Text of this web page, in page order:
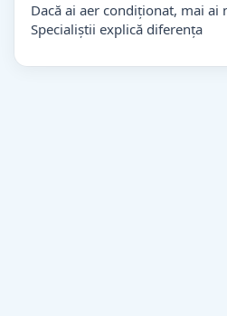
Dacă ai aer condiționat, mai ai
Specialiștii explică diferența